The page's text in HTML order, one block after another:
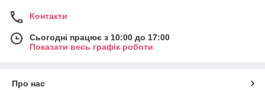
Контакти
Сьогодні працює з 10:00 до 17:00
Показати весь графік роботи
Про нас